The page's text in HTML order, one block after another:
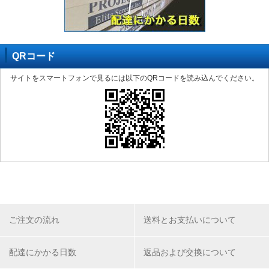
QRコード
サイトをスマートフォンで見るには以下のQRコードを読み込んでください。
ご注文の流れ 送料とお支払いについて
配達にかかる日数 返品および交換について